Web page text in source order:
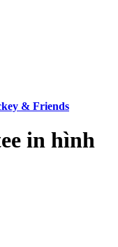
& Friends
in hình